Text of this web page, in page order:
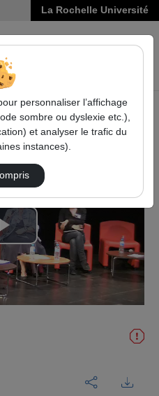
La Rochelle Université
Lire
la
vidéo
personnaliser l’affichage
sombre ou dyslexie etc.),
et analyser le trafic du
instances).